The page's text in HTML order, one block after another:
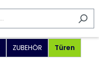
ZUBEHÖR Türen